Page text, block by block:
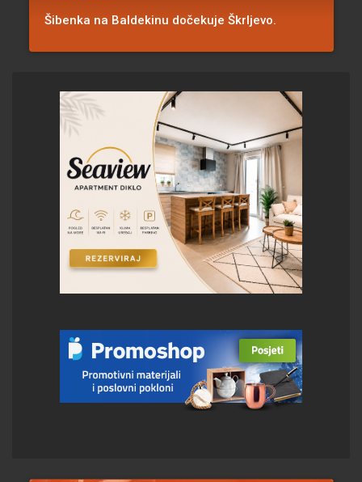
Šibenka na Baldekinu dočekuje Škrljevo.